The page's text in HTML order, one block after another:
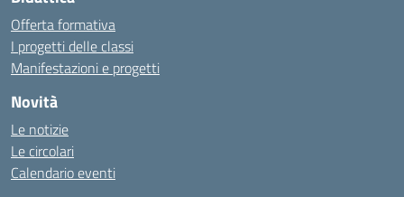
Offerta formativa
I progetti delle classi
Manifestazioni e progetti
Novità
Le notizie
Le circolari
Calendario eventi